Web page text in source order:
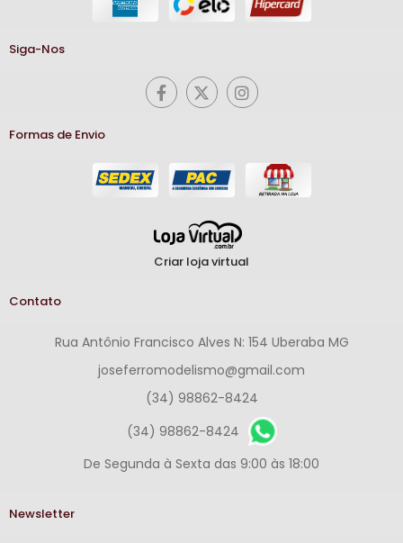
Siga-Nos
Formas de Envio
Criar loja virtual
Contato
Rua Antônio Francisco Alves N: 154 Uberaba MG
joseferromodelismo@gmail.com
(34) 98862-8424
(34) 98862-8424
De Segunda à Sexta das 9:00 às 18:00
Newsletter